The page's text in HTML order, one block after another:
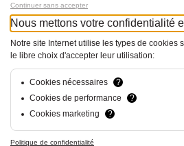
Melde
Continuer sans accepter
Nous mettons votre confidentialité
Notre site Internet utilise les types de cookies
le libre choix d'accepter leur utilisation:
Cookies nécessaires
?
Cookies de performance
?
Cookies marketing
?
Politique de confidentialité